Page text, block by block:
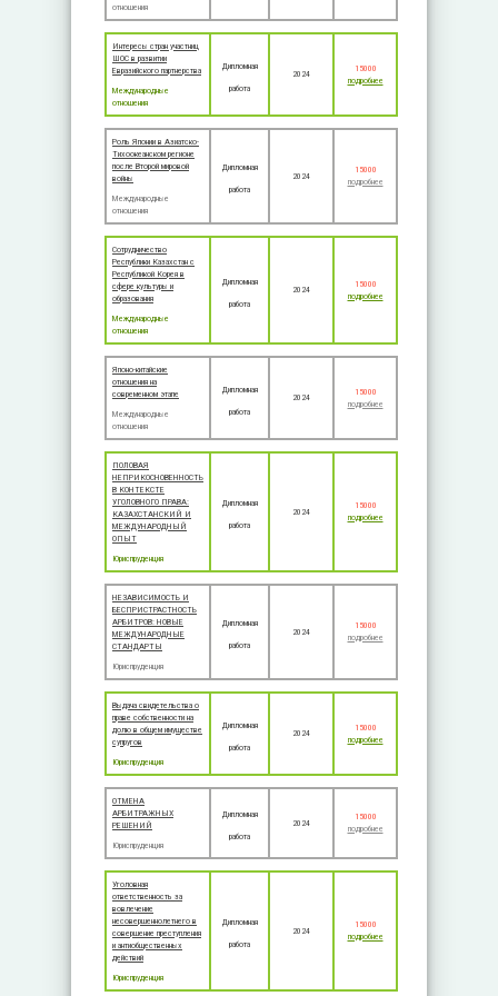
отношения
Интересы стран участниц
ШОС в развитии
Евразийского партнерства
Международные
отношения
Дипломная
работа
2024
15000
подробнее
Роль Японии в Азиатско-
Тихоокеанском регионе
после Второй мировой
войны
Международные
отношения
Дипломная
работа
2024
15000
подробнее
Сотрудничество
Республики Казахстан с
Республикой Корея в
сфере культуры и
образования
Международные
отношения
Дипломная
работа
2024
15000
подробнее
Японо-китайские
отношения на
современном этапе
Международные
отношения
Дипломная
работа
2024
15000
подробнее
ПОЛОВАЯ
НЕПРИКОСНОВЕННОСТЬ
В КОНТЕКСТЕ
УГОЛОВНОГО ПРАВА:
КАЗАХСТАНСКИЙ И
МЕЖДУНАРОДНЫЙ
ОПЫТ
Юриспруденция
Дипломная
работа
2024
15000
подробнее
НЕЗАВИСИМОСТЬ И
БЕСПРИСТРАСТНОСТЬ
АРБИТРОВ: НОВЫЕ
МЕЖДУНАРОДНЫЕ
СТАНДАРТЫ
Юриспруденция
Дипломная
работа
2024
15000
подробнее
Выдача свидетельства о
праве собственности на
долю в общем имуществе
супругов
Юриспруденция
Дипломная
работа
2024
15000
подробнее
ОТМЕНА
АРБИТРАЖНЫХ
РЕШЕНИЙ
Юриспруденция
Дипломная
работа
2024
15000
подробнее
Уголовная
ответственность за
вовлечение
несовершеннолетнего в
совершение преступления
и антиобщественных
действий
Юриспруденция
Дипломная
работа
2024
15000
подробнее